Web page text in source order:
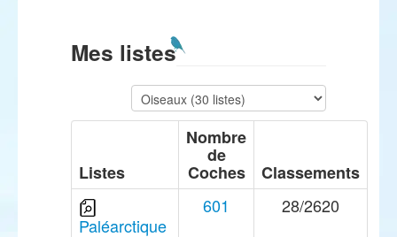
Mes listes
Listes
Nombre
de
Coches Classements
Paléarctique
601 28/2620